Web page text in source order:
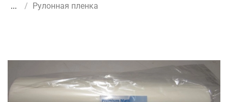
...
Рулонная пленка